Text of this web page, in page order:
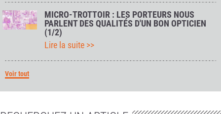
MICRO-TROTTOIR : LES PORTEURS NOUS
PARLENT DES QUALITÉS D'UN BON OPTICIEN
(1/2)
Lire la suite >>
Voir tout